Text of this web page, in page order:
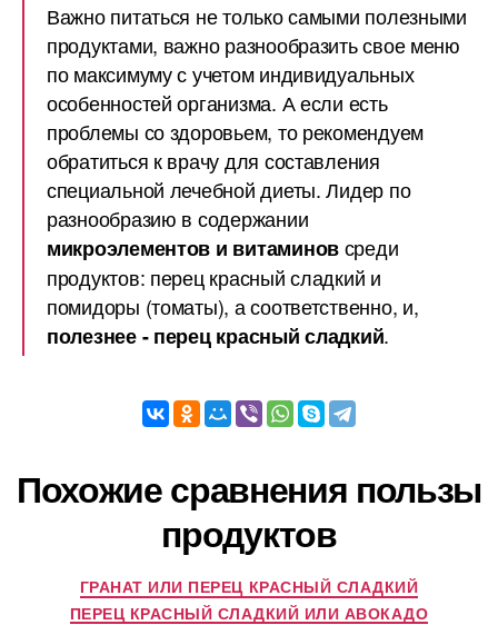
Важно питаться не только самыми полезными
продуктами, важно разнообразить свое меню
по максимуму с учетом индивидуальных
особенностей организма. А если есть
проблемы со здоровьем, то рекомендуем
обратиться к врачу для составления
специальной лечебной диеты. Лидер по
разнообразию в содержании
микроэлементов и витаминовсреди
продуктов: перец красный сладкий и
помидоры (томаты), а соответственно, и,
полезнее - перец красный сладкий.
Похожие сравнения пользы
продуктов
ГРАНАТ ИЛИ ПЕРЕЦ КРАСНЫЙ СЛАДКИЙ
ПЕРЕЦ КРАСНЫЙ СЛАДКИЙ ИЛИ АВОКАДО